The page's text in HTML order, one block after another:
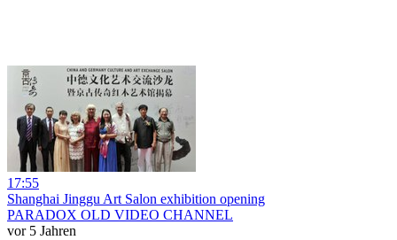
17:55
Shanghai Jinggu Art Salon exhibition opening
PARADOX OLD VIDEO CHANNEL
vor 5 Jahren